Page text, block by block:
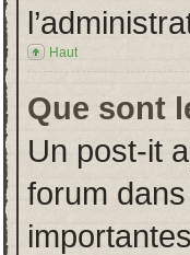
Haut
Que sont
Un post-it
forum